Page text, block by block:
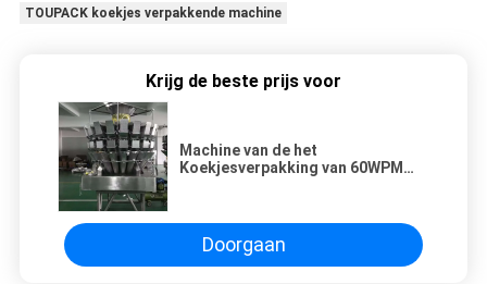
TOUPACK koekjes verpakkende machine
Krijg de beste prijs voor
Machine van de het
Koekjesverpakking van 60WPM
Doorgaan